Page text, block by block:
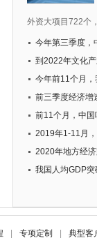
外资大项目722个
今年第三季度，
中国有季度数据
到2022年文化
民经济支柱产业
今年前11个月
元人民币，比去
前三季度经济增
元以上的经济体
前11个月，中
个，增长15.5%
2019年1-11月
民币，同比增长
2020年地方经
我国人均GDP
专项定制 典型客